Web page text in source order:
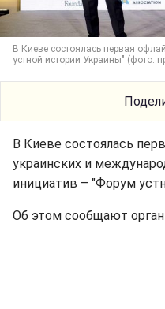
В Киеве состоялась первая
устной истории Украины" (фото:
В Киеве состоялась
украинских и
инициатив – "Форум
Об этом сообщают